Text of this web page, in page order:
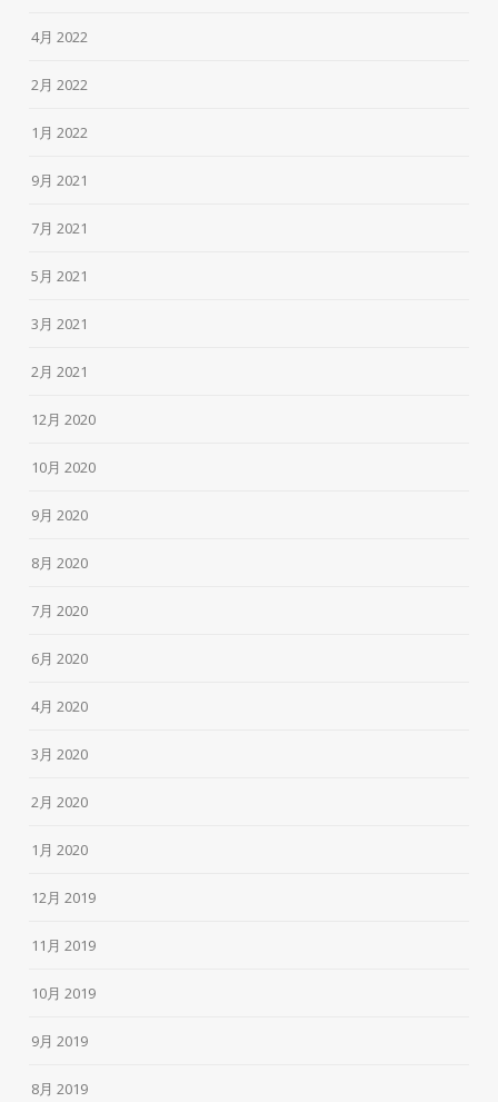
4月 2022
2月 2022
1月 2022
9月 2021
7月 2021
5月 2021
3月 2021
2月 2021
12月 2020
10月 2020
9月 2020
8月 2020
7月 2020
6月 2020
4月 2020
3月 2020
2月 2020
1月 2020
12月 2019
11月 2019
10月 2019
9月 2019
8月 2019